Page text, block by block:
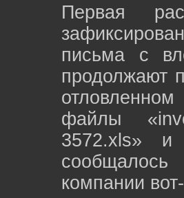
Первая
письма с
продолжают
файлы
3572.xls» и
компании